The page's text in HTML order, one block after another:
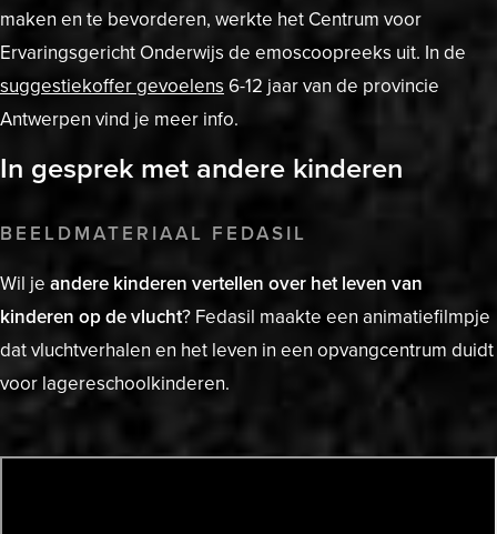
maken en te bevorderen, werkte het Centrum voor
Ervaringsgericht Onderwijs de emoscoopreeks uit. In de
suggestiekoffer gevoelens 6-12 jaar van de provincie
Antwerpen vind je meer info.
In gesprek met andere kinderen
BEELDMATERIAAL FEDASIL
Wil je andere kinderen vertellen over het leven van
kinderen op de vlucht? Fedasil maakte een animatiefilmpje
dat vluchtverhalen en het leven in een opvangcentrum duidt
voor lagereschoolkinderen.